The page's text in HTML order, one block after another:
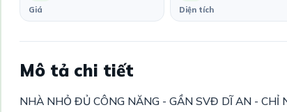
Giá Diện tích
Mô tả chi tiết
NHÀ NHỎ ĐỦ CÔNG NĂNG - GẦN SVĐ DĨ AN - CHỈ